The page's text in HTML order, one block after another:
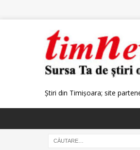
Știri din Timișoara; site